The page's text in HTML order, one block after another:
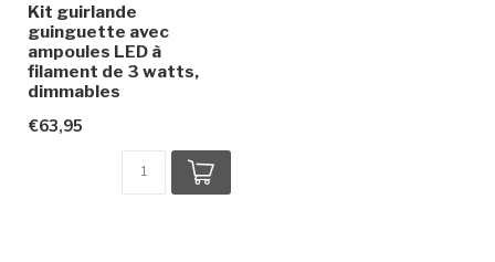
Kit guirlande
guinguette avec
ampoules LED à
filament de 3 watts,
dimmables
€63,95